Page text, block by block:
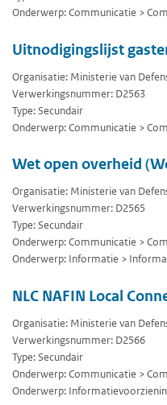
Onderwerp: Communicatie >
Uitnodigingslijst
Organisatie: Ministerie van
Verwerkingsnummer: D2563
Type: Secundair
Onderwerp: Communicatie >
Wet open overheid
Organisatie: Ministerie van
Verwerkingsnummer: D2565
Type: Secundair
Onderwerp: Communicatie >
Onderwerp: Informatie >
NLC NAFIN Local
Organisatie: Ministerie van
Verwerkingsnummer: D2566
Type: Secundair
Onderwerp: Communicatie >
Onderwerp: